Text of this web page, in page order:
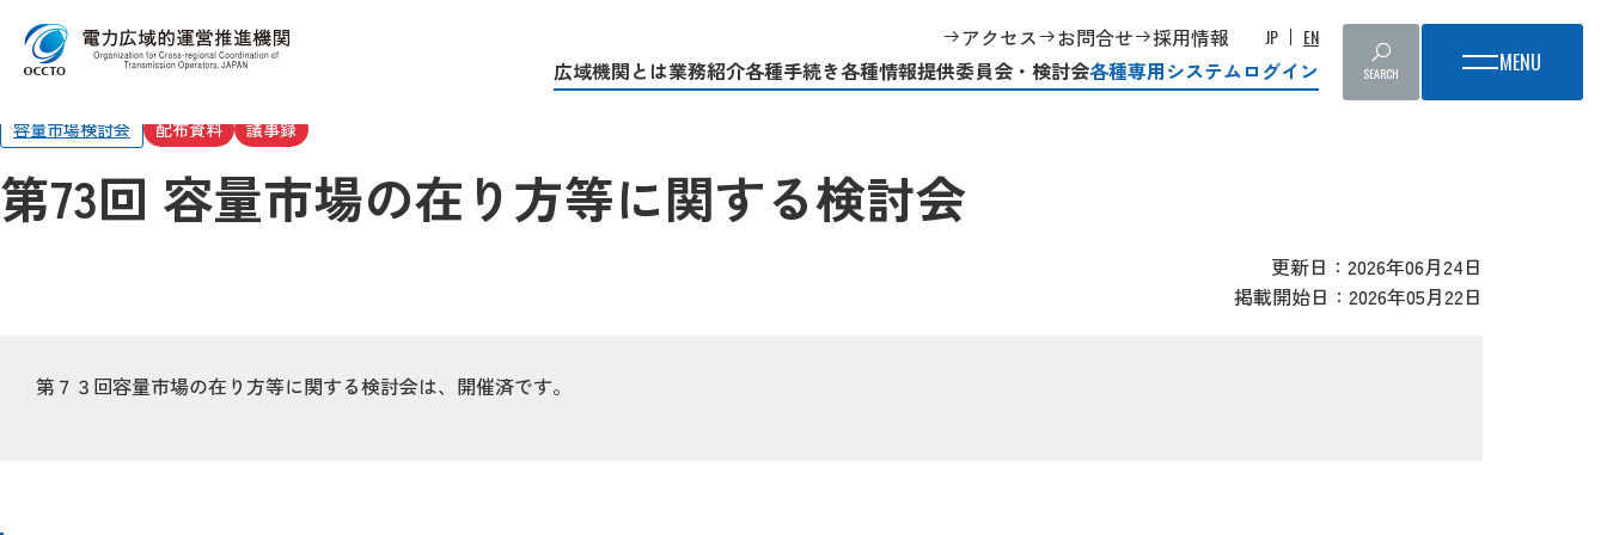
アクセス お問合せ 採用情報 JP EN
広域機関とは業務紹介各種手続き各種情報提供委員会・検討会各種専用システムログイン SEARCH
Top 委員会・検討会 容量市場の在り方等に関する検討会
容量市場検討会 配布資料 議事録
第73回 容量市場の在り方等に関する検討会
更新日：2026年06月24日
掲載開始日：2026年05月22日
第７３回容量市場の在り方等に関する検討会は、開催済です。